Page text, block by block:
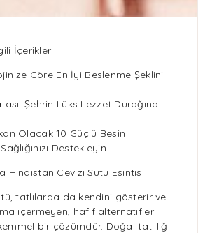
İçerikler
Göre En İyi Beslenme Şeklini
Şehrin Lüks Lezzet Durağına
Olacak 10 Güçlü Besin
Destekleyin
Hindistan Cevizi Sütü Esintisi
tatlılarda da kendini gösterir ve
içermeyen, hafif alternatifler
bir çözümdür. Doğal tatlılığı